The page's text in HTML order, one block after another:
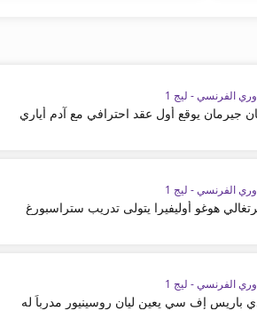
الفرنسي - ليج 1
جيرمان يوقع أول عقد احترافي مع آدم أياري
الفرنسي - ليج 1
هوغو أوليفيرا يتولى تدريب ستراسبورغ
الفرنسي - ليج 1
باريس إف سي يعين ليان روسينيور مدرباً له